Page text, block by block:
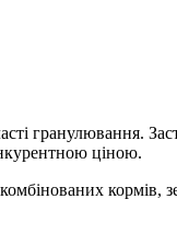
гранулювання.
ціною.
кормів,